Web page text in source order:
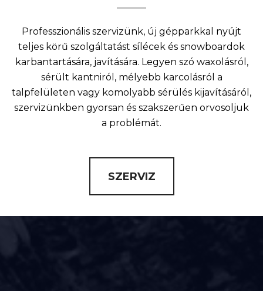
Professzionális szervizünk, új gépparkkal nyújt
teljes körű szolgáltatást sílécek és snowboardok
karbantartására, javítására. Legyen szó waxolásról,
sérült kantniról, mélyebb karcolásról a
talpfelületen vagy komolyabb sérülés kijavításáról,
szervizünkben gyorsan és szakszerűen orvosoljuk
a problémát.
SZERVIZ